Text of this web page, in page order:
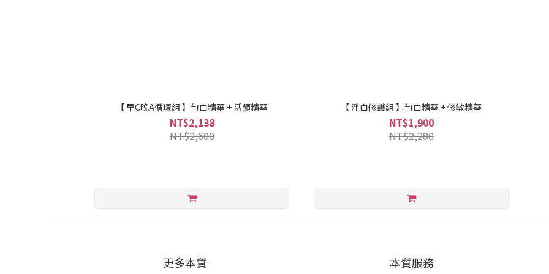
【 早C晚A循環組 】勻白精華 + 活顏精華
NT$2,138
NT$2,600
【 淨白修護組 】勻白精華 + 修敏精華
NT$1,900
NT$2,280
更多本質 本質服務